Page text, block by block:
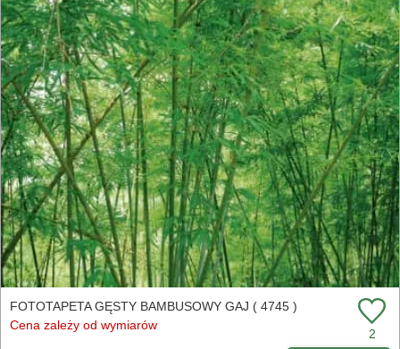
FOTOTAPETA GĘSTY BAMBUSOWY GAJ ( 4745 )
Cena zależy od wymiarów
2